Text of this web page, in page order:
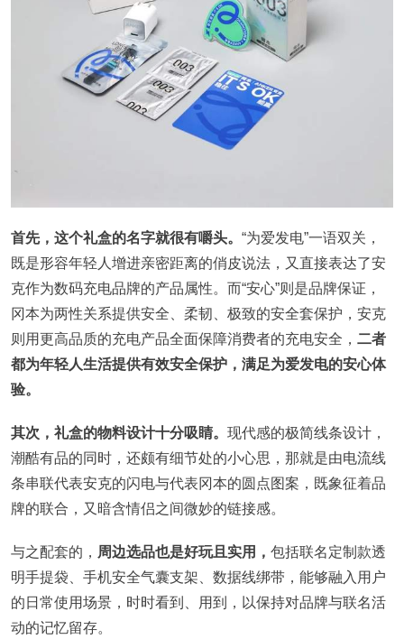
首先，这个礼盒的名字就很有嚼头。 “为爱发电”一语双关，
既是形容年轻人增进亲密距离的俏皮说法，又直接表达了安
克作为数码充电品牌的产品属性。而“安心”则是品牌保证，
冈本为两性关系提供安全、柔韧、极致的安全套保护，安克
则用更高品质的充电产品全面保障消费者的充电安全， 二者
都为年轻人生活提供有效安全保护，满足为爱发电的安心体
验。
其次，礼盒的物料设计十分吸睛。 现代感的极简线条设计，
潮酷有品的同时，还颇有细节处的小心思，那就是由电流线
条串联代表安克的闪电与代表冈本的圆点图案，既象征着品
牌的联合，又暗含情侣之间微妙的链接感。
与之配套的， 周边选品也是好玩且实用， 包括联名定制款透
明手提袋、手机安全气囊支架、数据线绑带，能够融入用户
的日常使用场景，时时看到、用到，以保持对品牌与联名活
动的记忆留存。